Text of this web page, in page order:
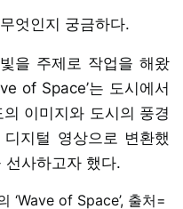
엇인지 궁금하다.
을 주제로 작업을 해왔
of Space’는 도시에서
이미지와 도시의 풍경
지털 영상으로 변환했
선사하고자 했다.